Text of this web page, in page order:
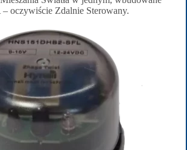
oczywiście Zdalnie Sterowany.